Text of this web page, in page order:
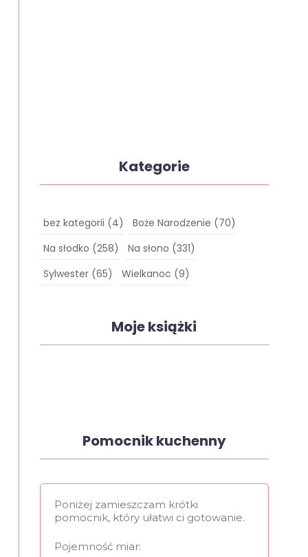
Kategorie
bez kategorii (4) Boże Narodzenie (70)
Na słodko (258) Na słono (331)
Sylwester(65) Wielkanoc (9)
Moje książki
Pomocnik kuchenny
Poniżej zamieszczam krótki
pomocnik, który ułatwi ci gotowanie.
Pojemność miar: